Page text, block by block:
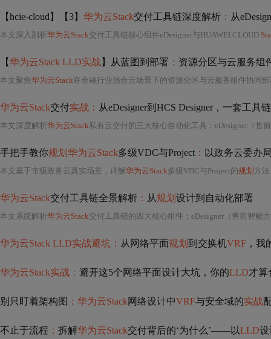
【hcie-cloud】【3】 华为云Stack交付工具链深度解析 ： 从
本文深入剖析华为云Stack交付工具链核心组件eDesigner与HUAWEI CLOUD
【华为云Stack LLD实战】从蓝图到部署 ： 资源分区与云服务组
本文聚焦华为云Stack在金融行业混合云场景下的资源分区与云服务组件协同部署实践。涵盖地理层级、逻辑资源池及存储的三维资源分区方法；管
华为云Stack交付实战： 从eDesigner到HCS Designer，一套工具
本文深度解析华为云Stack私有云交付的三大核心自动化工具 ： eDesigner（售
手把手教你规划华为云Stack多级VDC与Project ： 以政务云委办
本文基于市级政务云真实场景，详解华为云Stack多级VDC与Project的规划 方法
华为云Stack交付工具链全景解析 ： 从规划 设计到自动化部署
本文系统解析华为云Stack交付工具链的四大核心组件 ： eDesigner（售前智能方案
华为云Stack LLD实战避坑： 从网络平面规划 到交换机VRF ，我
华为云Stack实战： 避开这5个网络平面设计大坑，你的LLD才算
别只盯着架构图 ：华为云Stack网络设计中VRF与安全域的实战
不止于流程 ： 拆解华为云Stack交付背后的‘为什么’——以LLD设